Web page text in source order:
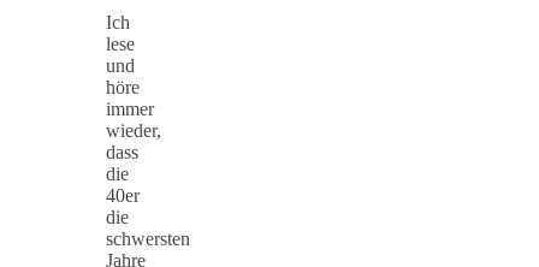
Ich
lese
und
höre
immer
wieder,
dass
die
40er
die
schwersten
Jahre